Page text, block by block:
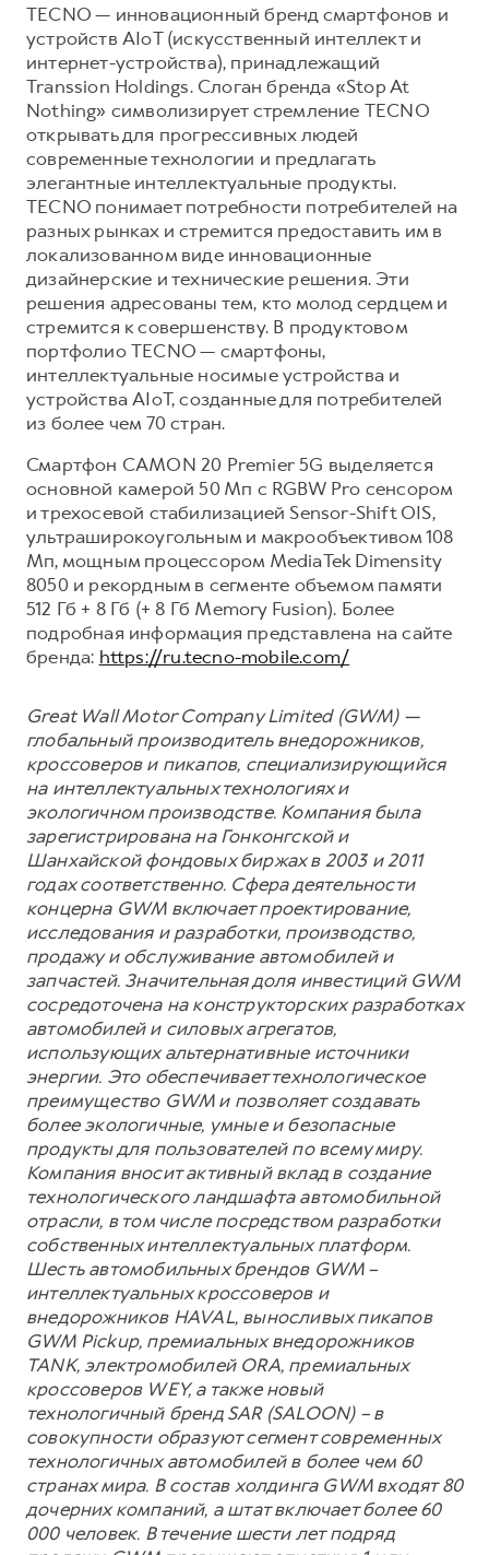
TECNO — инновационный бренд смартфонов и
устройств AIoT (искусственный интеллект и
интернет-устройства), принадлежащий
Transsion Holdings. Слоган бренда «Stop At
Nothing» символизирует стремление TECNO
открывать для прогрессивных людей
современные технологии и предлагать
элегантные интеллектуальные продукты.
TECNO понимает потребности потребителей на
разных рынках и стремится предоставить им в
локализованном виде инновационные
дизайнерские и технические решения. Эти
решения адресованы тем, кто молод сердцем и
стремится к совершенству. В продуктовом
портфолио TECNO — смартфоны,
интеллектуальные носимые устройства и
устройства AIoT, созданные для потребителей
из более чем 70 стран.
Смартфон CAMON 20 Premier 5G выделяется
основной камерой 50 Мп с RGBW Pro сенсором
и трехосевой стабилизацией Sensor-Shift OIS,
ультраширокоугольным и макрообъективом 108
Мп, мощным процессором MediaTek Dimensity
8050 и рекордным в сегменте объемом памяти
512 Гб + 8 Гб (+ 8 Гб Memory Fusion). Более
подробная информация представлена на сайте
бренда: https://ru.tecno-mobile.com/
Great Wall Motor Company Limited (GWM) —
глобальный производитель внедорожников,
кроссоверов и пикапов, специализирующийся
на интеллектуальных технологиях и
экологичном производстве. Компания была
зарегистрирована на Гонконгской и
Шанхайской фондовых биржах в 2003 и 2011
годах соответственно. Сфера деятельности
концерна GWM включает проектирование,
исследования и разработки, производство,
продажу и обслуживание автомобилей и
запчастей. Значительная доля инвестиций GWM
сосредоточена на конструкторских разработках
автомобилей и силовых агрегатов,
использующих альтернативные источники
энергии. Это обеспечивает технологическое
преимущество GWM и позволяет создавать
более экологичные, умные и безопасные
продукты для пользователей по всему миру.
Компания вносит активный вклад в создание
технологического ландшафта автомобильной
отрасли, в том числе посредством разработки
собственных интеллектуальных платформ.
Шесть автомобильных брендов GWM –
интеллектуальных кроссоверов и
внедорожников HAVAL, выносливых пикапов
GWM Pickup, премиальных внедорожников
TANK, электромобилей ORA, премиальных
кроссоверов WEY, а также новый
технологичный бренд SAR (SALOON) – в
совокупности образуют сегмент современных
технологичных автомобилей в более чем 60
странах мира. В состав холдинга GWM входят 80
дочерних компаний, а штат включает более 60
000 человек. В течение шести лет подряд